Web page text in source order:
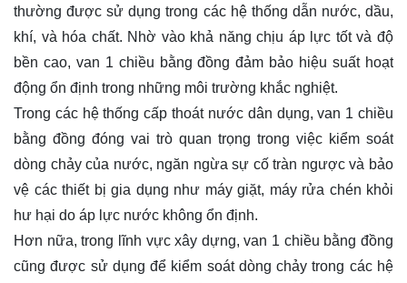
thường được sử dụng trong các hệ thống dẫn nước, dầu,
khí, và hóa chất. Nhờ vào khả năng chịu áp lực tốt và độ
bền cao, van 1 chiều bằng đồng đảm bảo hiệu suất hoạt
động ổn định trong những môi trường khắc nghiệt.
Trong các hệ thống cấp thoát nước dân dụng, van 1 chiều
bằng đồng đóng vai trò quan trọng trong việc kiểm soát
dòng chảy của nước, ngăn ngừa sự cố tràn ngược và bảo
vệ các thiết bị gia dụng như máy giặt, máy rửa chén khỏi
hư hại do áp lực nước không ổn định.
Hơn nữa, trong lĩnh vực xây dựng, van 1 chiều bằng đồng
cũng được sử dụng để kiểm soát dòng chảy trong các hệ